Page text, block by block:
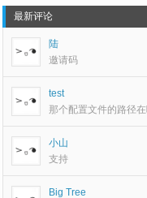
最新评论
陆
邀请码
test
那个配置文件的路径
小山
支持
Big Tree